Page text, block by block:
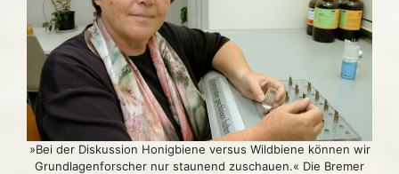
»Bei der Diskussion Honigbiene versus Wildbiene können wir
Grundlagenforscher nur staunend zuschauen.« Die Bremer